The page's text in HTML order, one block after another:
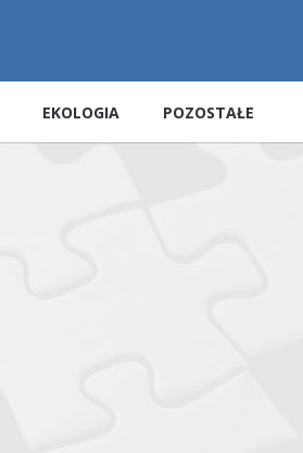
EKOLOGIA POZOSTAŁE